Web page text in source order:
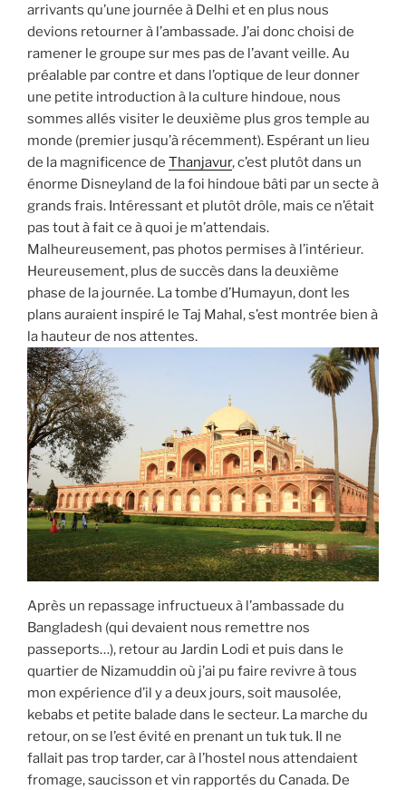
arrivants qu’une journée à Delhi et en plus nous
devions retourner à l’ambassade. J’ai donc choisi de
ramener le groupe sur mes pas de l’avant veille. Au
préalable par contre et dans l’optique de leur donner
une petite introduction à la culture hindoue, nous
sommes allés visiter le deuxième plus gros temple au
monde (premier jusqu’à récemment). Espérant un lieu
de la magnificence de Thanjavur, c’est plutôt dans un
énorme Disneyland de la foi hindoue bâti par un secte à
grands frais. Intéressant et plutôt drôle, mais ce n’était
pas tout à fait ce à quoi je m’attendais.
Malheureusement, pas photos permises à l’intérieur.
Heureusement, plus de succès dans la deuxième
phase de la journée. La tombe d’Humayun, dont les
plans auraient inspiré le Taj Mahal, s’est montrée bien à
la hauteur de nos attentes.
Après un repassage infructueux à l’ambassade du
Bangladesh (qui devaient nous remettre nos
passeports…), retour au Jardin Lodi et puis dans le
quartier de Nizamuddin où j’ai pu faire revivre à tous
mon expérience d’il y a deux jours, soit mausolée,
kebabs et petite balade dans le secteur. La marche du
retour, on se l’est évité en prenant un tuk tuk. Il ne
fallait pas trop tarder, car à l’hostel nous attendaient
fromage, saucisson et vin rapportés du Canada. De